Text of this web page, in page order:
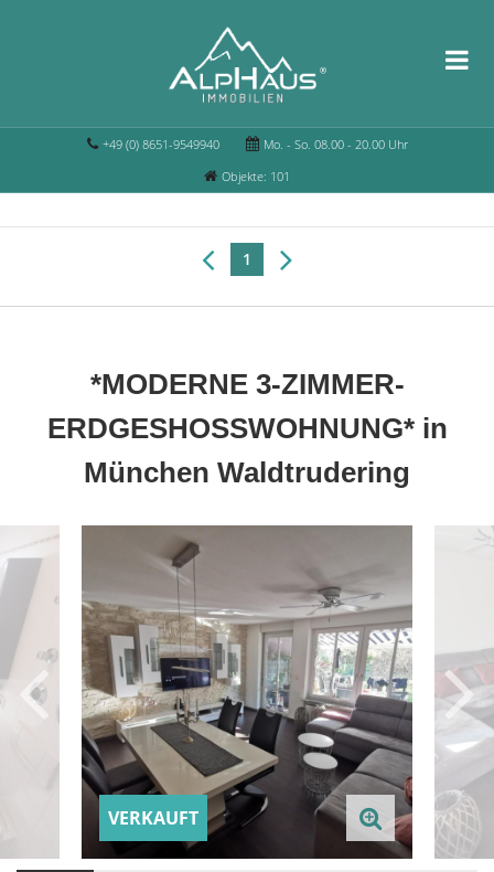
+49 (0) 8651-9549940
Mo. - So. 08.00 - 20.00 Uhr
Objekte: 101
1
*MODERNE 3-ZIMMER-
ERDGESHOSSWOHNUNG* in
München Waldtrudering
VERKAUFT